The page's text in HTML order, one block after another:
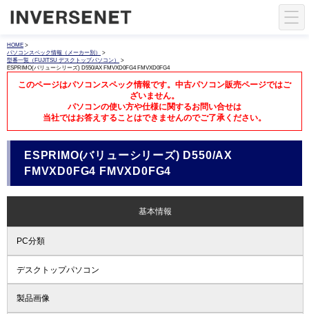
HOME >
パソコンスペック情報（メーカー別）
>
型番一覧（FUJITSU デスクトップパソコン）
>
ESPRIMO(バリューシリーズ) D550/AX FMVXD0FG4 FMVXD0FG4
このページはパソコンスペック情報です。中古パソコン販売ページではご
ざいません。
パソコンの使い方や仕様に関するお問い合せは
当社ではお答えすることはできませんのでご了承ください。
ESPRIMO(バリューシリーズ) D550/AX
FMVXD0FG4 FMVXD0FG4
基本情報
PC分類
デスクトップパソコン
製品画像